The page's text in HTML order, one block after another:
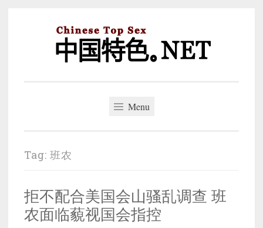
Menu
Tag: 班农
拒不配合美国会山骚乱调查 班
农面临藐视国会指控